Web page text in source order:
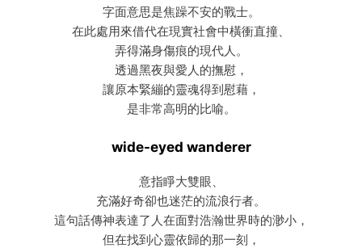
字面意思是焦躁不安的戰士。
在此處用來借代在現實社會中橫衝直撞、
弄得滿身傷痕的現代人。
透過黑夜與愛人的撫慰，
讓原本緊繃的靈魂得到慰藉，
是非常高明的比喻。
wide-eyed wanderer
意指睜大雙眼、
充滿好奇卻也迷茫的流浪行者。
這句話傳神表達了人在面對浩瀚世界時的渺小，
但在找到心靈依歸的那一刻，